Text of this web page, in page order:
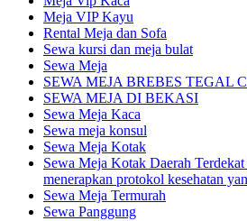
Meja VIP Kayu
Rental Meja dan Sofa
Sewa kursi dan meja bulat
Sewa Meja
SEWA MEJA BREBES TEGAL
SEWA MEJA DI BEKASI
Sewa Meja Kaca
Sewa meja konsul
Sewa Meja Kotak
Sewa Meja Kotak Daerah
menerapkan protokol kesehatan
Sewa Meja Termurah
Sewa Panggung